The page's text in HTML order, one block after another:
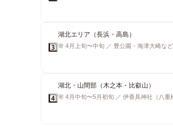
3️⃣
湖北エリア（長浜・高島）
🌸 4月上旬〜中旬 ／ 豊公園・海津大崎など
4️⃣
湖北・山間部（木之本・比叡山）
🌸 4月中旬〜5月初旬 ／ 伊香具神社（八重